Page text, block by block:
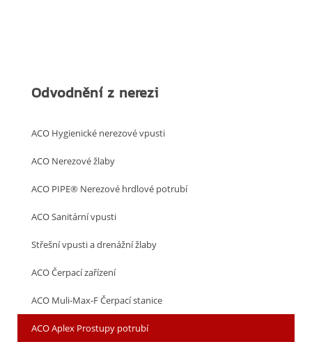
Odvodnění z nerezi
ACO Hygienické nerezové vpusti
ACO Nerezové žlaby
ACO PIPE® Nerezové hrdlové potrubí
ACO Sanitární vpusti
Střešní vpusti a drenážní žlaby
ACO Čerpací zařízení
ACO Muli-Max-F Čerpací stanice
ACO Aplex Prostupy potrubí